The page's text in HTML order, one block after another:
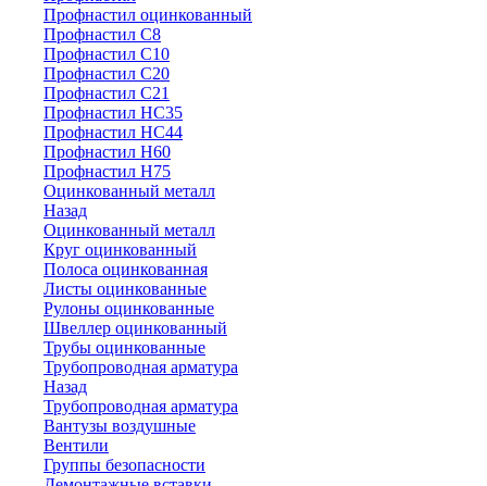
Профнастил оцинкованный
Профнастил С8
Профнастил С10
Профнастил С20
Профнастил С21
Профнастил НС35
Профнастил НС44
Профнастил Н60
Профнастил Н75
Оцинкованный металл
Назад
Оцинкованный металл
Круг оцинкованный
Полоса оцинкованная
Листы оцинкованные
Рулоны оцинкованные
Швеллер оцинкованный
Трубы оцинкованные
Трубопроводная арматура
Назад
Трубопроводная арматура
Вантузы воздушные
Вентили
Группы безопасности